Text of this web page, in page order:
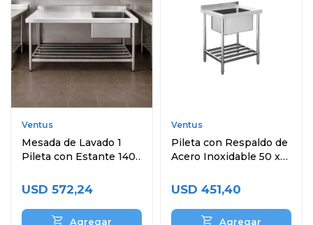
Ventus
Mesada de Lavado 1
Pileta con Estante 140
Inoxidable
USD 572,24
Ventus
Pileta con Respaldo de
Acero Inoxidable 50 x
USD 451,40